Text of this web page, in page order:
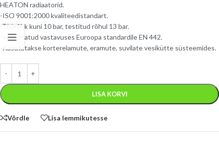
HEATON radiaatorid.
-ISO 9001:2000 kvaliteedistandart.
-Töörõhk kuni 10 bar, testitud rõhul 13 bar.
-Valmistatud vastavuses Euroopa standardile EN 442.
-Kasutatakse korterelamute, eramute, suvilate vesikütte süsteemides.
LISA KORVI
Võrdle Lisa lemmikutesse